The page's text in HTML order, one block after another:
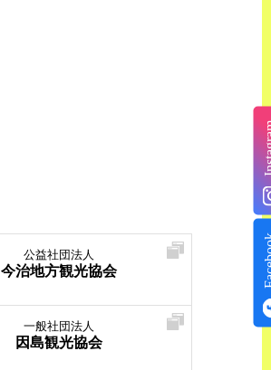
公益社団法人
今治地方観光協会
一般社団法人
因島観光協会